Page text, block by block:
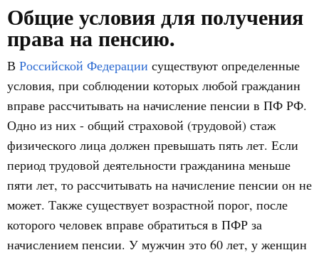
Общие условия для получения
права на пенсию.
В Российской Федерации существуют определенные
условия, при соблюдении которых любой гражданин
вправе рассчитывать на начисление пенсии в ПФ РФ.
Одно из них - общий страховой (трудовой) стаж
физического лица должен превышать пять лет. Если
период трудовой деятельности гражданина меньше
пяти лет, то рассчитывать на начисление пенсии он не
может. Также существует возрастной порог, после
которого человек вправе обратиться в ПФР за
начислением пенсии. У мужчин это 60 лет, у женщин